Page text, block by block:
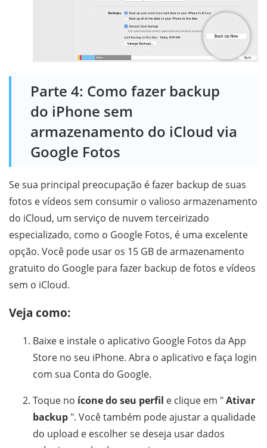
Parte 4: Como fazer backup
do iPhone sem
armazenamento do iCloud via
Google Fotos
Se sua principal preocupação é fazer backup de suas
fotos e vídeos sem consumir o valioso armazenamento
do iCloud, um serviço de nuvem terceirizado
especializado, como o Google Fotos, é uma excelente
opção. Você pode usar os 15 GB de armazenamento
gratuito do Google para fazer backup de fotos e vídeos
sem o iCloud.
Veja como:
Baixe e instale o aplicativo Google Fotos da App
Store no seu iPhone. Abra o aplicativo e faça login
com sua Conta do Google.
Toque no ícone do seu perfil e clique em "Ativar
backup ". Você também pode ajustar a qualidade
do upload e escolher se deseja usar dados